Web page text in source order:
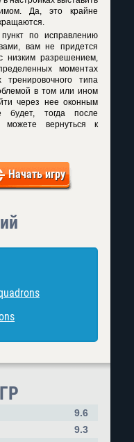
Да, это крайне
по исправлению
вам не придется
низким разрешением,
моментах
типа
в том или ином
через нее оконным
тогда после
можете вернуться к
Начать игру
9.6
9.3